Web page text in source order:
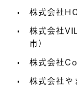
株式会社
株式会社
市）
株式会社
株式会社や